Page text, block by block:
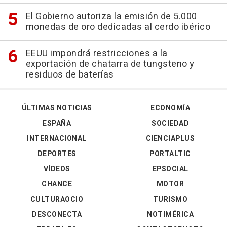
El Gobierno autoriza la emisión de 5.000
monedas de oro dedicadas al cerdo ibérico
EEUU impondrá restricciones a la
exportación de chatarra de tungsteno y
residuos de baterías
ÚLTIMAS NOTICIAS
ESPAÑA
INTERNACIONAL
DEPORTES
VÍDEOS
ECONOMÍA
SOCIEDAD
CIENCIAPLUS
PORTALTIC
EPSOCIAL
CHANCE
CULTURAOCIO
DESCONECTA
MOTOR
TURISMO
NOTIMÉRICA